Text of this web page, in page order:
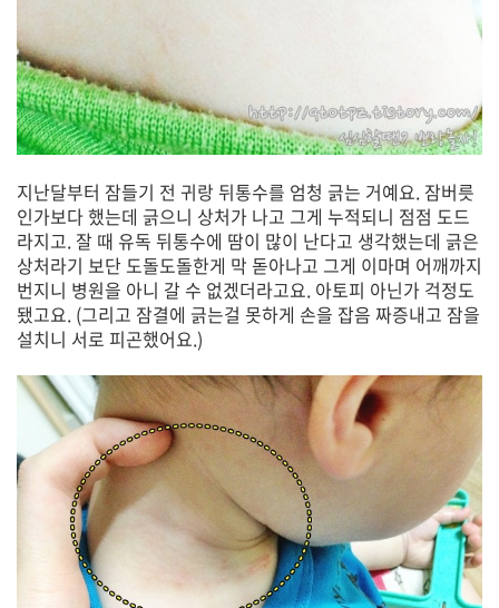
지난달부터 잠들기 전 귀랑 뒤통수를 엄청 긁는 거예요. 잠버릇
인가보다 했는데 긁으니 상처가 나고 그게 누적되니 점점 도드
라지고. 잘 때 유독 뒤통수에 땀이 많이 난다고 생각했는데 긁은
상처라기 보단 도돌도돌한게 막 돋아나고 그게 이마며 어깨까지
번지니 병원을 아니 갈 수 없겠더라고요. 아토피 아닌가 걱정도
됐고요. (그리고 잠결에 긁는걸 못하게 손을 잡음 짜증내고 잠을
설치니 서로 피곤했어요.)